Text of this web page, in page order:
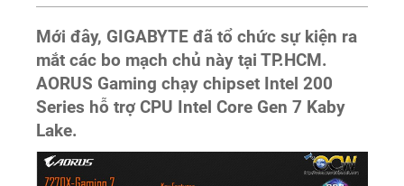
Mới đây, GIGABYTE đã tổ chức sự kiện ra
mắt các bo mạch chủ này tại TP.HCM.
AORUS Gaming chạy chipset Intel 200
Series hỗ trợ CPU Intel Core Gen 7 Kaby
Lake.